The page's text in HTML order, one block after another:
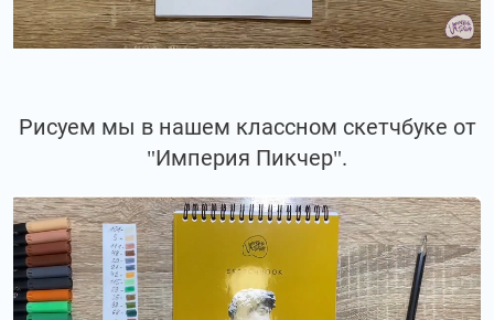
Рисуем мы в нашем классном скетчбуке от
"Империя Пикчер".